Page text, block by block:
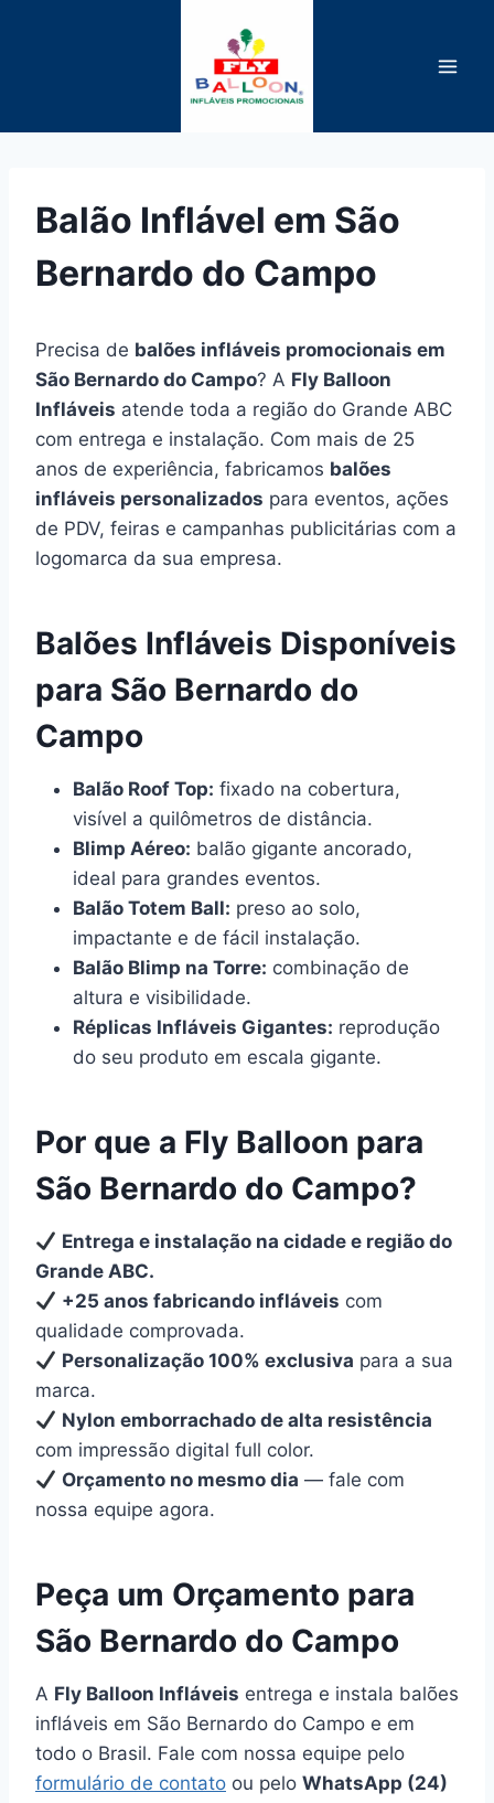
Balão Inflável em São
Bernardo do Campo
Precisa de balões infláveis promocionais em
São Bernardo do Campo? A Fly Balloon
Infláveis atende toda a região do Grande ABC
com entrega e instalação. Com mais de 25
anos de experiência, fabricamos balões
infláveis personalizados para eventos, ações
de PDV, feiras e campanhas publicitárias com a
logomarca da sua empresa.
Balões Infláveis Disponíveis
para São Bernardo do
Campo
Balão Roof Top: fixado na cobertura,
visível a quilômetros de distância.
Blimp Aéreo: balão gigante ancorado,
ideal para grandes eventos.
Balão Totem Ball: preso ao solo,
impactante e de fácil instalação.
Balão Blimp na Torre: combinação de
altura e visibilidade.
Réplicas Infláveis Gigantes: reprodução
do seu produto em escala gigante.
Por que a Fly Balloon para
São Bernardo do Campo?
Entrega e instalação na cidade e região do
Grande ABC.
+25 anos fabricando infláveis com
qualidade comprovada.
Personalização 100% exclusiva para a sua
marca.
Nylon emborrachado de alta resistência
com impressão digital full color.
Orçamento no mesmo dia — fale com
nossa equipe agora.
Peça um Orçamento para
São Bernardo do Campo
A Fly Balloon Infláveis entrega e instala balões
infláveis em São Bernardo do Campo e em
todo o Brasil. Fale com nossa equipe pelo
formulário de contato ou pelo WhatsApp (24)